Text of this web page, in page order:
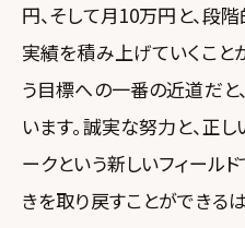
円、そして月10万円と、段
実績を積み上げていくこと
う目標への一番の近道だと
います。誠実な努力と、正
ークという新しいフィール
きを取り戻すことができるは